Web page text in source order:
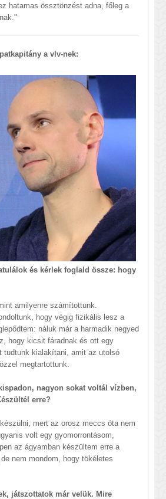
hatamas össztönzést adna, főleg a
a vlv-nek:
és kérlek foglald össze: hogy
amilyenre számítottunk.
hogy végig fizikális lesz a
náluk már a harmadik negyed
hogy kicsit fáradnak és ott egy
tudtunk kialakítani, amit az utolsó
megtartottunk.
nagyon sokat voltál vízben,
erre?
mert az orosz meccs óta nem
volt egy gyomorrontásom,
az ágyamban készültem erre a
nem mondom, hogy tökéletes
játszottatok már velük. Mire